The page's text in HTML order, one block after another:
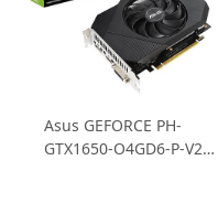
Asus GEFORCE PH-
GTX1650-O4GD6-P-V2